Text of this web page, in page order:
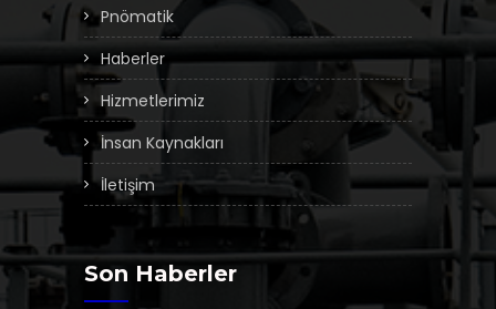
Pnömatik
Haberler
Hizmetlerimiz
İnsan Kaynakları
İletişim
Son Haberler